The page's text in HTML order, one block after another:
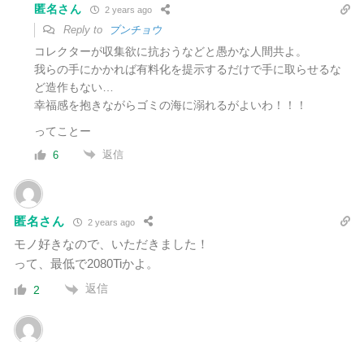
匿名さん 2 years ago
Reply to ブンチョウ
コレクターが収集欲に抗おうなどと愚かな人間共よ。
我らの手にかかれば有料化を提示するだけで手に取らせるな
ど造作もない…
幸福感を抱きながらゴミの海に溺れるがよいわ！！！
ってことー
6 返信
匿名さん 2 years ago
モノ好きなので、いただきました！
って、最低で2080Tiかよ。
2 返信